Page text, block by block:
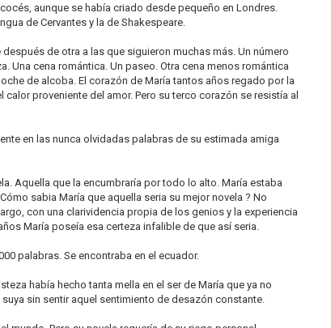
aunque se había criado desde pequeño en Londres.
de Cervantes y la de Shakespeare.
de otra a las que siguieron muchas más. Un número
Una cena romántica. Un paseo. Otra cena menos romántica
de alcoba. El corazón de María tantos años regado por la
proveniente del amor. Pero su terco corazón se resistía al
en las nunca olvidadas palabras de su estimada amiga
Aquella que la encumbraría por todo lo alto. María estaba
sabia María que aquella seria su mejor novela ? No
con una clarividencia propia de los genios y la experiencia
María poseía esa certeza infalible de que así seria.
palabras. Se encontraba en el ecuador.
había hecho tanta mella en el ser de María que ya no
sin sentir aquel sentimiento de desazón constante.